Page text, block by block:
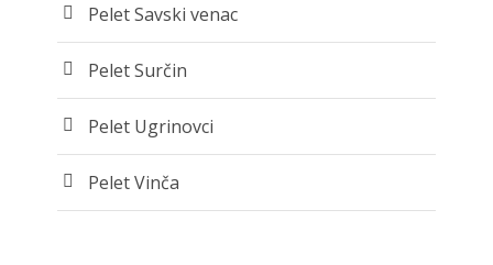
Pelet Savski venac
Pelet Surčin
Pelet Ugrinovci
Pelet Vinča